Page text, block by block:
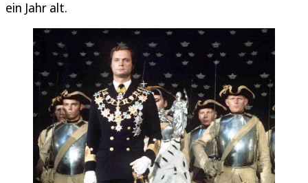
ein Jahr alt.